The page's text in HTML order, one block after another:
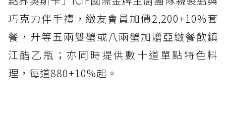
巧克力伴手禮，緻友會員加價2,200+10%套
餐，升等五兩雙蟹或八兩蟹加贈亞緻餐飲鎮
江醋乙瓶；亦同時提供數十道單點特色料
理，每道880+10%起。